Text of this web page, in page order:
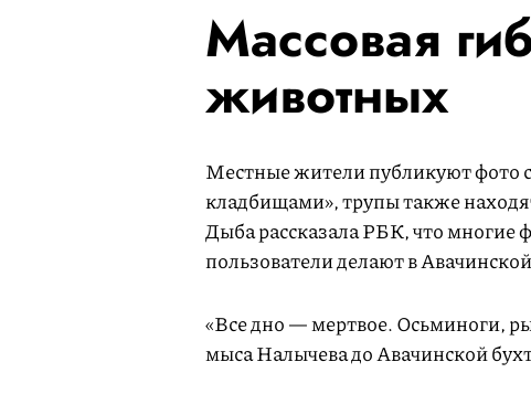
Массовая
животных
Местные жители публикуют фото
кладбищами», трупы также
Дыба рассказала РБК, что
пользователи делают в
«Все дно — мертвое. Осьминоги,
мыса Налычева до Авачинской